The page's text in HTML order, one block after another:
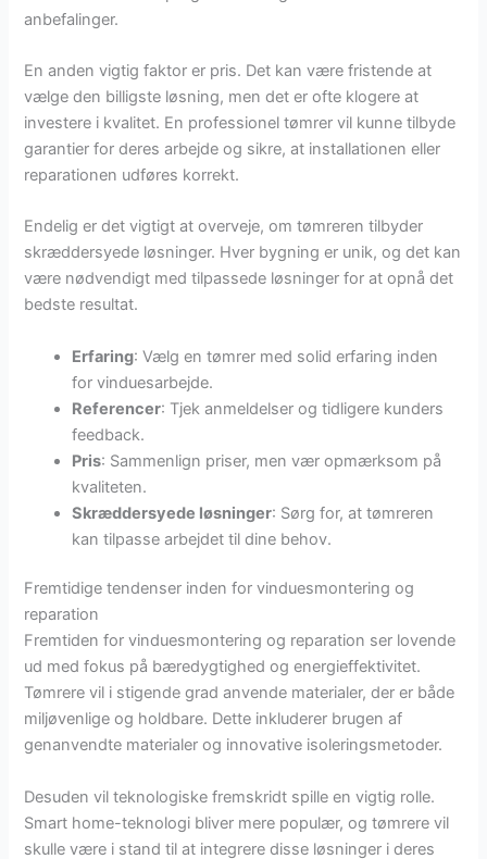
anbefalinger.
En anden vigtig faktor er pris. Det kan være fristende at
vælge den billigste løsning, men det er ofte klogere at
investere i kvalitet. En professionel tømrer vil kunne tilbyde
garantier for deres arbejde og sikre, at installationen eller
reparationen udføres korrekt.
Endelig er det vigtigt at overveje, om tømreren tilbyder
skræddersyede løsninger. Hver bygning er unik, og det kan
være nødvendigt med tilpassede løsninger for at opnå det
bedste resultat.
Erfaring: Vælg en tømrer med solid erfaring inden
for vinduesarbejde.
Referencer: Tjek anmeldelser og tidligere kunders
feedback.
Pris: Sammenlign priser, men vær opmærksom på
kvaliteten.
Skræddersyede løsninger: Sørg for, at tømreren
kan tilpasse arbejdet til dine behov.
Fremtidige tendenser inden for vinduesmontering og
reparation
Fremtiden for vinduesmontering og reparation ser lovende
ud med fokus på bæredygtighed og energieffektivitet.
Tømrere vil i stigende grad anvende materialer, der er både
miljøvenlige og holdbare. Dette inkluderer brugen af
genanvendte materialer og innovative isoleringsmetoder.
Desuden vil teknologiske fremskridt spille en vigtig rolle.
Smart home-teknologi bliver mere populær, og tømrere vil
skulle være i stand til at integrere disse løsninger i deres